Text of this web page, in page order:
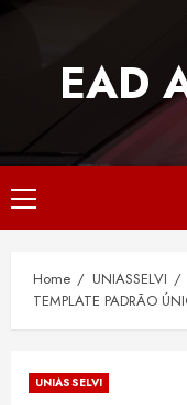
EAD
Primary
Menu
Home
UNIASSELVI
TEMPLATE PADRÃO
UNIASSELVI